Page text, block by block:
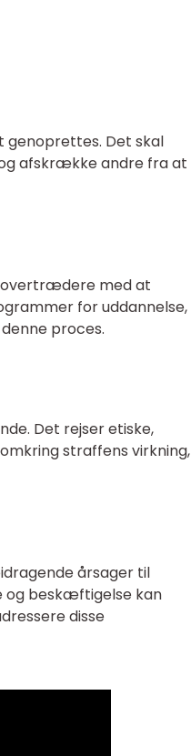
genoprettes. Det skal
afskrække andre fra at
med at
for uddannelse,
proces.
Det rejser etiske,
straffens virkning,
årsager til
og beskæftigelse kan
disse